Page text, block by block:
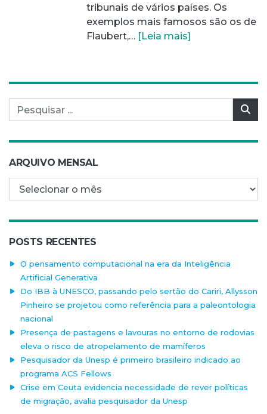
tribunais de vários países. Os
exemplos mais famosos são os de
Flaubert,… [Leia mais]
Pesquisar por:
ARQUIVO MENSAL
Arquivo mensal
POSTS RECENTES
O pensamento computacional na era da Inteligência
Artificial Generativa
Do IBB à UNESCO, passando pelo sertão do Cariri, Allysson
Pinheiro se projetou como referência para a paleontologia
nacional
Presença de pastagens e lavouras no entorno de rodovias
eleva o risco de atropelamento de mamíferos
Pesquisador da Unesp é primeiro brasileiro indicado ao
programa ACS Fellows
Crise em Ceuta evidencia necessidade de rever políticas
de migração, avalia pesquisador da Unesp